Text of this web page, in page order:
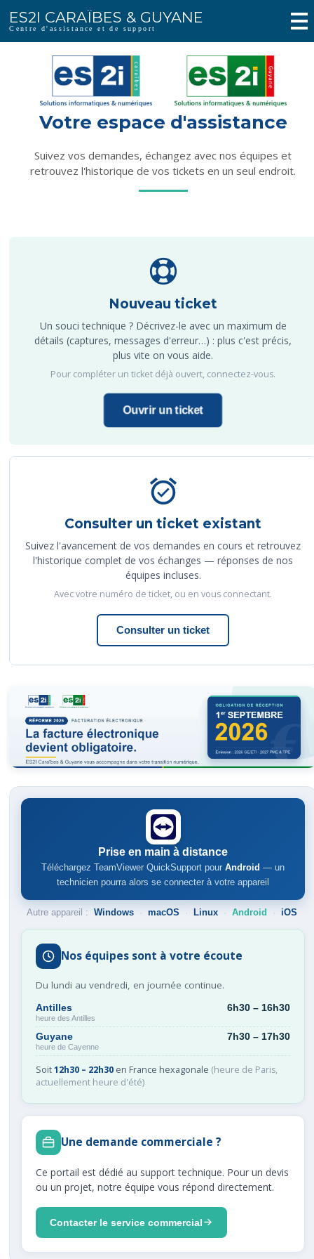
ES2I CARAÏBES & GUYANE
Centre d'assistance et de support
Votre espace d'assistance
Suivez vos demandes, échangez avec nos équipes et
retrouvez l'historique de vos tickets en un seul endroit.
Nouveau ticket
Un souci technique ? Décrivez-le avec un maximum de
détails (captures, messages d'erreur…) : plus c'est précis,
plus vite on vous aide.
Pour compléter un ticket déjà ouvert, connectez-vous.
Ouvrir un ticket
Consulter un ticket existant
Suivez l'avancement de vos demandes en cours et retrouvez
l'historique complet de vos échanges — réponses de nos
équipes incluses.
Avec votre numéro de ticket, ou en vous connectant.
Consulter un ticket
Prise en main à distance
Téléchargez TeamViewer QuickSupport pourAndroid — un
technicien pourra alors se connecter à votre appareil
Autre appareil : Windows macOS Linux Android iOS
Nos équipes sont à votre écoute
Du lundi au vendredi, en journée continue.
Antilles
heure des Antilles
6h30 – 16h30
Guyane
heure de Cayenne
7h30 – 17h30
Soit12h30 – 22h30 en France hexagonale (heure de Paris,
actuellement heure d'été)
Une demande commerciale ?
Ce portail est dédié au support technique. Pour un devis
ou un projet, notre équipe vous répond directement.
Contacter le service commercial